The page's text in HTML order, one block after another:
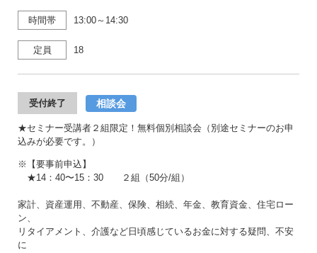
時間帯 13:00～14:30
定員 18
受付終了 相談会
★セミナー受講者２組限定！無料個別相談会（別途セミナーのお申
込みが必要です。）
※【要事前申込】
★14：40〜15：30 ２組（50分/組）
家計、資産運用、不動産、保険、相続、年金、教育資金、住宅ロー
ン、
リタイアメント、介護など日頃感じているお金に対する疑問、不安
に